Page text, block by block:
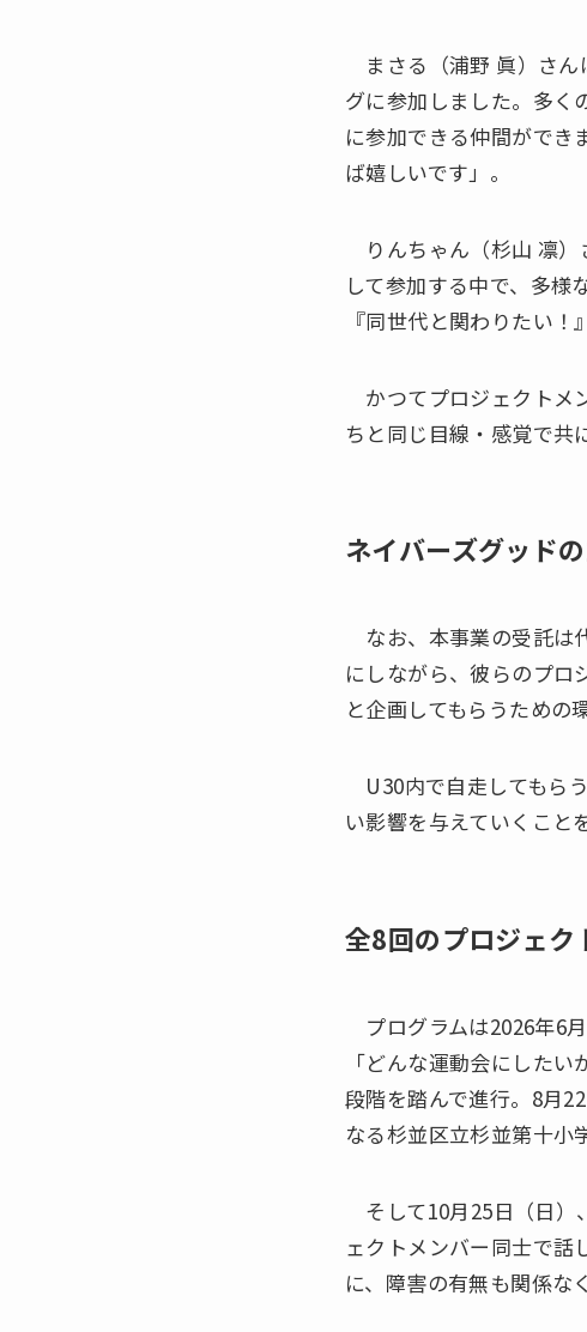
まさる（浦野 眞）さん
グに参加しました。多く
に参加できる仲間ができ
ば嬉しいです」。
りんちゃん（杉山 凛）
して参加する中で、多様
『同世代と関わりたい
かつてプロジェクトメ
ちと同じ目線・感覚で
ネイバーズグッド
なお、本事業の受託は
にしながら、彼らのプロ
と企画してもらうための
U30内で自走してもら
い影響を与えていくこと
全8回のプロジェ
プログラムは2026年6
「どんな運動会にした
段階を踏んで進行。8月
なる杉並区立杉並第十小
そして10月25日（日）
ェクトメンバー同士で話
に、障害の有無も関係な